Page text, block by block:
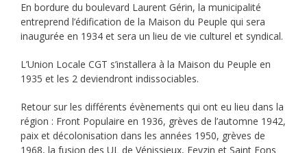
En bordure du boulevard Laurent Gérin, la municipalité
entreprend l’édification de la Maison du Peuple qui sera
inaugurée en 1934 et sera un lieu de vie culturel et syndical.
L’Union Locale CGT s’installera à la Maison du Peuple en
1935 et les 2 deviendront indissociables.
Retour sur les différents évènements qui ont eu lieu dans la
région : Front Populaire en 1936, grèves de l’automne 1942,
paix et décolonisation dans les années 1950, grèves de
1968, la fusion des UL de Vénissieux, Feyzin et Saint Fons